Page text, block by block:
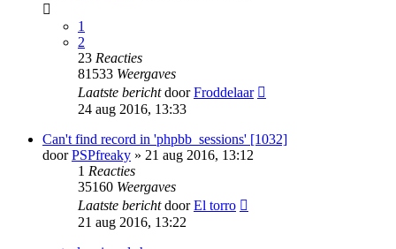
1
2
23 Reacties
81533 Weergaves
Laatste berichtdoorFroddelaar
24 aug 2016, 13:33
Can't find record in 'phpbb_sessions' [1032]
doorPSPfreaky » 21 aug 2016, 13:12
1 Reacties
35160 Weergaves
Laatste berichtdoorEl torro
21 aug 2016, 13:22